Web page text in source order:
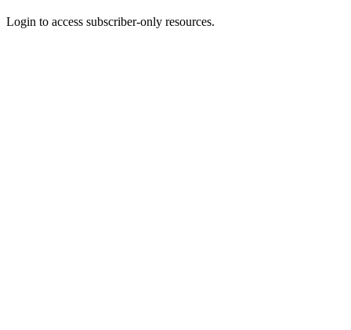
Login to access subscriber-only resources.